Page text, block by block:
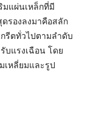
มแผ่นเหล็กที่มี
รองลงมาคือสลัก
รีตทั่วไปตามลำดับ
บแรงเฉือน โดย
เหลี่ยมและรูป